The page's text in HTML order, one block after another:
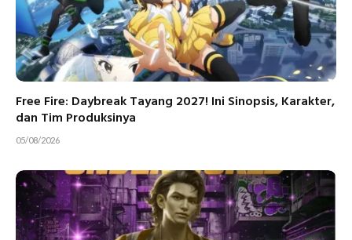
Free Fire: Daybreak Tayang 2027! Ini Sinopsis, Karakter,
dan Tim Produksinya
05/08/2026